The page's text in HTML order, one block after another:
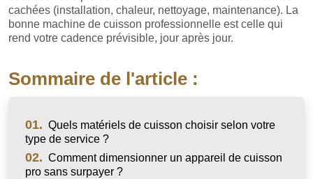
cachées (installation, chaleur, nettoyage, maintenance). La
bonne machine de cuisson professionnelle est celle qui
rend votre cadence prévisible, jour après jour.
Sommaire de l'article :
01. Quels matériels de cuisson choisir selon votre
type de service ?
02. Comment dimensionner un appareil de cuisson
pro sans surpayer ?